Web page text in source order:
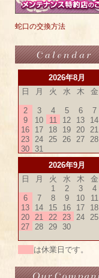
蛇口の交換方法
2026年8月
日
月 火 水 木 金
2
3 4 5 6 7
9
10 11 12 13 14
16
17 18 19 20 21
23
24 25 26 27 28
30
31
2026年9月
日
月 火 水 木 金
1
2 3 4
6
7 8 9 10 11
13
14 15 16 17 18
20
21 22 23 24 25
27
28 29 30
は休業日です。